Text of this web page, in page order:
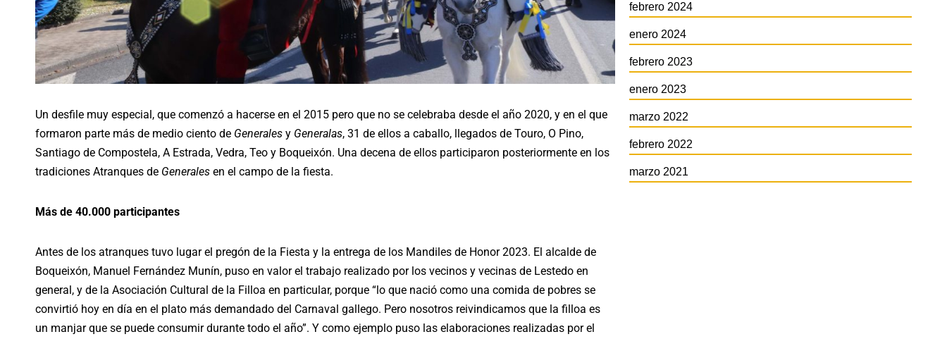
Un desfile muy especial, que comenzó a hacerse en el 2015 pero que no se celebraba desde el año 2020, y en el que
formaron parte más de medio ciento de Generalesy Generalas, 31 de ellos a caballo, llegados de Touro, O Pino,
Santiago de Compostela, A Estrada, Vedra, Teo y Boqueixón. Una decena de ellos participaron posteriormente en los
tradiciones Atranques de Generalesen el campo de la fiesta.
Más de 40.000 participantes
Antes de los atranques tuvo lugar el pregón de la Fiesta y la entrega de los Mandiles de Honor 2023. El alcalde de
Boqueixón, Manuel Fernández Munín, puso en valor el trabajo realizado por los vecinos y vecinas de Lestedo en
general, y de la Asociación Cultural de la Filloa en particular, porque “lo que nació como una comida de pobres se
convirtió hoy en día en el plato más demandado del Carnaval gallego. Pero nosotros reivindicamos que la filloa es
un manjar que se puede consumir durante todo el año”. Y como ejemplo puso las elaboraciones realizadas por el
febrero 2024
enero 2024
febrero 2023
enero 2023
marzo 2022
febrero 2022
marzo 2021